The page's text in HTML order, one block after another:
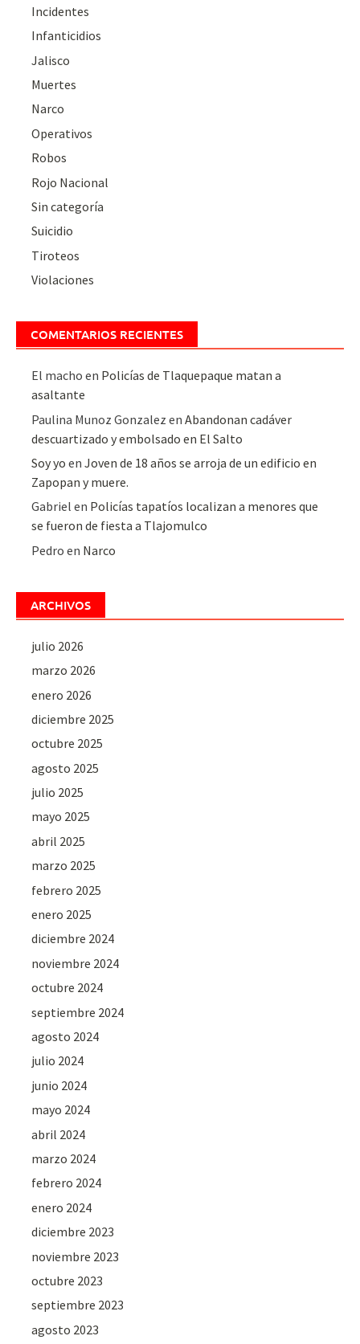
Incidentes
Infanticidios
Jalisco
Muertes
Narco
Operativos
Robos
Rojo Nacional
Sin categoría
Suicidio
Tiroteos
Violaciones
COMENTARIOS RECIENTES
El macho en Policías de Tlaquepaque matan a
asaltante
Paulina Munoz Gonzalez enAbandonan cadáver
descuartizado y embolsado en El Salto
Soy yo enJoven de 18 años se arroja de un edificio en
Zapopan y muere.
Gabriel en Policías tapatíos localizan a menores que
se fueron de fiesta a Tlajomulco
Pedro en Narco
ARCHIVOS
julio 2026
marzo 2026
enero 2026
diciembre 2025
octubre 2025
agosto 2025
julio 2025
mayo 2025
abril 2025
marzo 2025
febrero 2025
enero 2025
diciembre 2024
noviembre 2024
octubre 2024
septiembre 2024
agosto 2024
julio 2024
junio 2024
mayo 2024
abril 2024
marzo 2024
febrero 2024
enero 2024
diciembre 2023
noviembre 2023
octubre 2023
septiembre 2023
agosto 2023